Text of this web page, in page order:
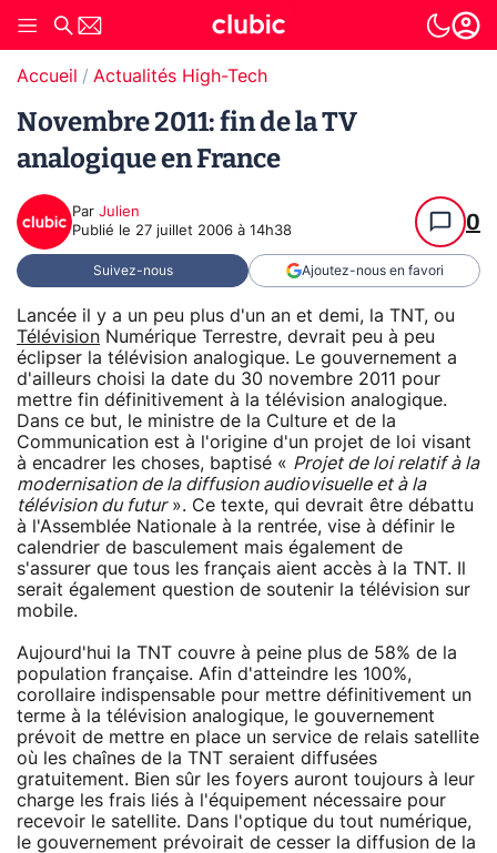
Accueil Actualités High-Tech
Novembre 2011: fin de la TV
analogique en France
Par Julien
Publié le 27 juillet 2006 à 14h38 0
Suivez-nous Ajoutez-nous en favori
Lancée il y a un peu plus d'un an et demi, la TNT, ou
Télévision Numérique Terrestre, devrait peu à peu
éclipser la télévision analogique. Le gouvernement a
d'ailleurs choisi la date du 30 novembre 2011 pour
mettre fin définitivement à la télévision analogique.
Dans ce but, le ministre de la Culture et de la
Communication est à l'origine d'un projet de loi visant
à encadrer les choses, baptisé « Projet de loi relatif à la
modernisation de la diffusion audiovisuelle et à la
télévision du futur». Ce texte, qui devrait être débattu
à l'Assemblée Nationale à la rentrée, vise à définir le
calendrier de basculement mais également de
s'assurer que tous les français aient accès à la TNT. Il
serait également question de soutenir la télévision sur
mobile.
Aujourd'hui la TNT couvre à peine plus de 58% de la
population française. Afin d'atteindre les 100%,
corollaire indispensable pour mettre définitivement un
terme à la télévision analogique, le gouvernement
prévoit de mettre en place un service de relais satellite
où les chaînes de la TNT seraient diffusées
gratuitement. Bien sûr les foyers auront toujours à leur
charge les frais liés à l'équipement nécessaire pour
recevoir le satellite. Dans l'optique du tout numérique,
le gouvernement prévoirait de cesser la diffusion de la